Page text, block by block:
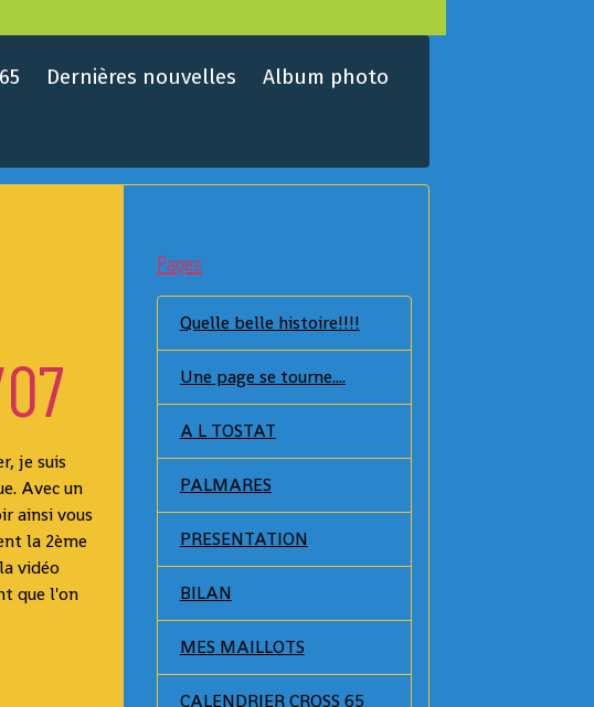
Dernières nouvelles
Album photo
je suis
Avec un
ainsi vous
la 2ème
vidéo
que l'on
Pages
Quelle belle histoire!!!!
Une page se tourne....
A L TOSTAT
PALMARES
PRESENTATION
BILAN
MES MAILLOTS
CALENDRIER CROSS 65